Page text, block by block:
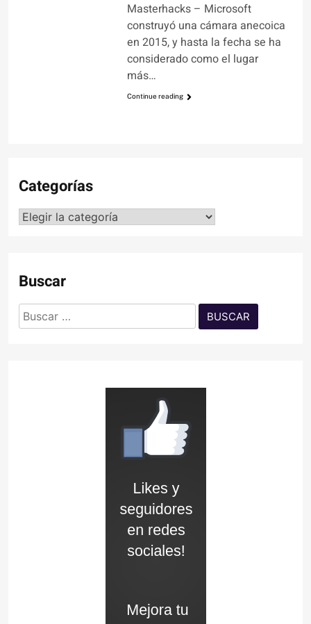
Masterhacks – Microsoft
construyó una cámara anecoica
en 2015, y hasta la fecha se ha
considerado como el lugar
más…
Continue reading
Categorías
Categorías
Buscar
Buscar: